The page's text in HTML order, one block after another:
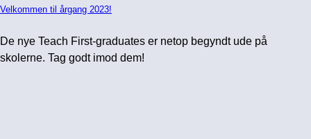
Velkommen til årgang 2023!
De nye Teach First-graduates er netop begyndt ude på
skolerne. Tag godt imod dem!